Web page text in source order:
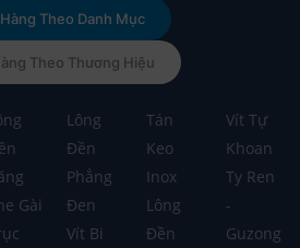
Theo Danh Mục
Theo Thương Hiệu
Gài
Lông
Đền
Phẳng
Đen
Vít Bi
Tán
Keo
Inox
Lông
Đền
Vít Tự
Khoan
Ty Ren
-
Guzong